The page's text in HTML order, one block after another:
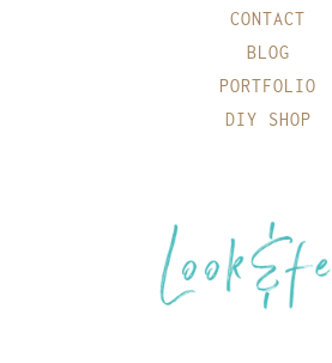
CONTACT
BLOG
PORTFOLIO
DIY SHOP